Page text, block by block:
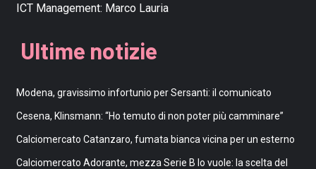
ICT Management: Marco Lauria
Ultime notizie
Modena, gravissimo infortunio per Sersanti: il comunicato
Cesena, Klinsmann: “Ho temuto di non poter più camminare”
Calciomercato Catanzaro, fumata bianca vicina per un esterno
Calciomercato Adorante, mezza Serie B lo vuole: la scelta del